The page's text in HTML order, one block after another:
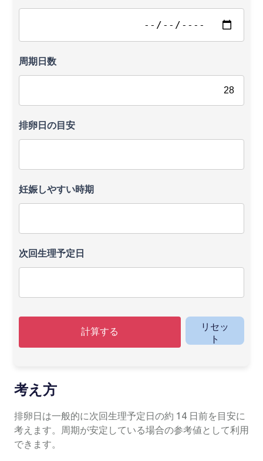
周期日数
排卵日の目安
妊娠しやすい時期
次回生理予定日
計算する
リセッ
ト
考え方
排卵日は一般的に次回生理予定日の約 14 日前を目安に
考えます。周期が安定している場合の参考値として利用
できます。